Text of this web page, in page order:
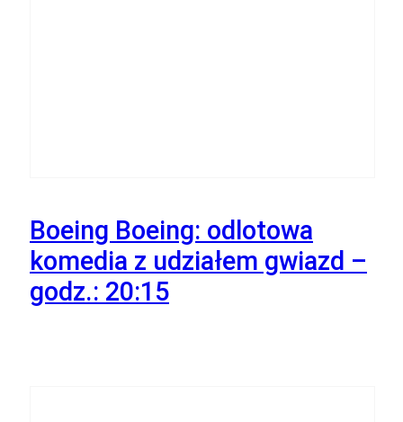
Boeing Boeing: odlotowa
komedia z udziałem gwiazd –
godz.: 20:15